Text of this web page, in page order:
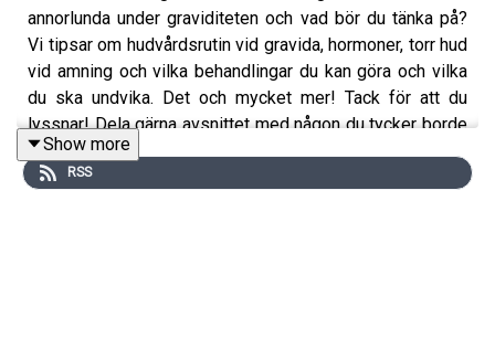
annorlunda under graviditeten och vad bör du tänka på?
Vi tipsar om hudvårdsrutin vid gravida, hormoner, torr hud
vid amning och vilka behandlingar du kan göra och vilka
du ska undvika. Det och mycket mer! Tack för att du
lyssnar! Dela gärna avsnittet med någon du tycker borde
lyssna.
Show more
RSS